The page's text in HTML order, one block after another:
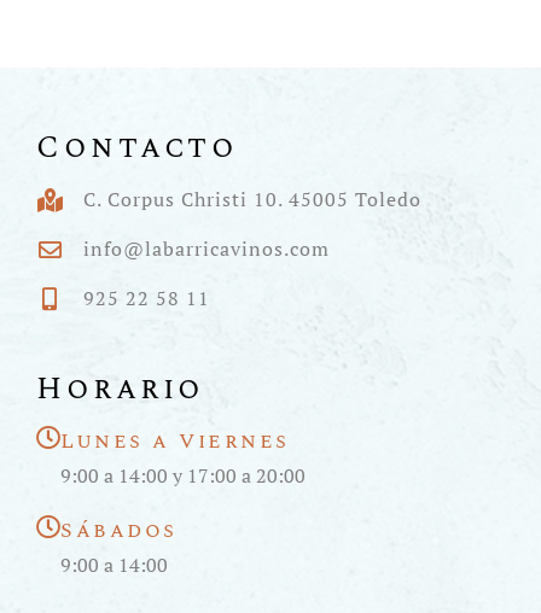
Contacto
C. Corpus Christi 10. 45005 Toledo
info@labarricavinos.com
925 22 58 11
Horario
Lunes a Viernes
9:00 a 14:00 y 17:00 a 20:00
Sábados
9:00 a 14:00